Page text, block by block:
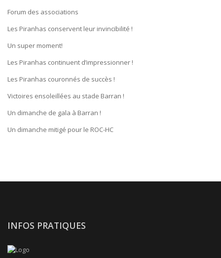
Forum des associations
Les Piranhas conservent leur invincibilité !
Un super moment!
Les Piranhas continuent d’impressionner !
Les Piranhas couronnés de succès !
Victoires ensoleillées au stade Barran !
Un dimanche de gala à Barran !
Un dimanche mitigé pour le ROC-HC
INFOS PRATIQUES